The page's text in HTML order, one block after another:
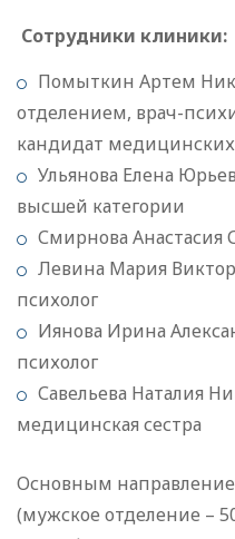
Сотрудники клиники:
Помыткин Артем
отделением, врач-
кандидат
Ульянова Елена
высшей категории
Смирнова Анастасия
Левина Мария
психолог
Иянова Ирина
психолог
Савельева Наталия
медицинская сестра
Основным
(мужское отделение –